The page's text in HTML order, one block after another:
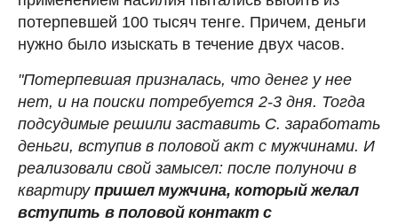
потерпевшей 100 тысяч тенге. Причем, деньги
нужно было изыскать в течение двух часов.
"Потерпевшая призналась, что денег у нее
нет, и на поиски потребуется 2-3 дня. Тогда
подсудимые решили заставить С. заработать
деньги, вступив в половой акт с мужчинами. И
реализовали свой замысел: после полуночи в
квартиру пришел мужчина, который желал
вступить в половой контакт с